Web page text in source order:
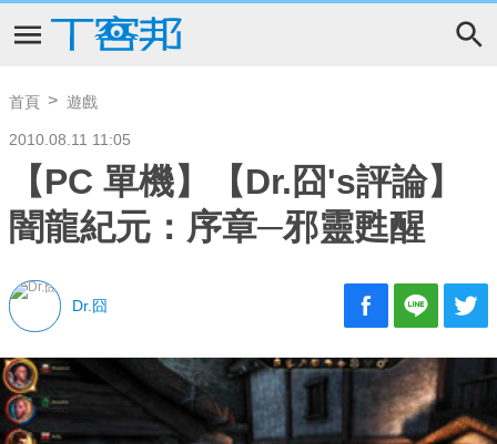
首頁 遊戲
2010.08.11 11:05
【PC 單機】【Dr.囧's評論】
闇龍紀元：序章─邪靈甦醒
Dr.囧